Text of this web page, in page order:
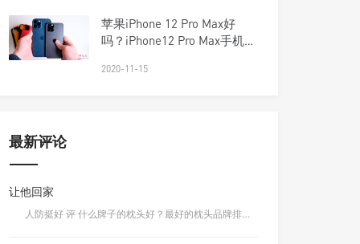
苹果iPhone 12 Pro Max好
吗？iPhone12 Pro Max手机上
2020-11-15
最新评论
让他回家
人防挺好 评 什么牌子的枕头好？最好的枕头品牌排行榜前十名